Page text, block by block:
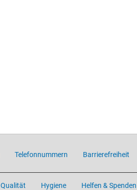
Telefonnummern Barrierefreiheit
Qualität Hygiene Helfen & Spenden